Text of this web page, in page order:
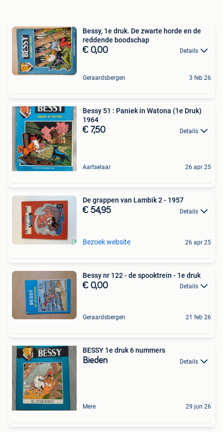
Bessy, 1e druk. De zwarte horde en de
reddende boodschap
€ 0,00 Details
Geraardsbergen 3 feb 26
Bessy 51 : Paniek in Watona (1e Druk)
1964
€ 7,50 Details
Aartselaar 26 apr 25
De grappen van Lambik 2 - 1957
€ 54,95 Details
Bezoek website 26 apr 25
Bessy nr 122 - de spooktrein - 1e druk
€ 0,00 Details
Geraardsbergen 21 feb 26
BESSY 1e druk 6 nummers
Bieden Details
Mere 29 jun 26